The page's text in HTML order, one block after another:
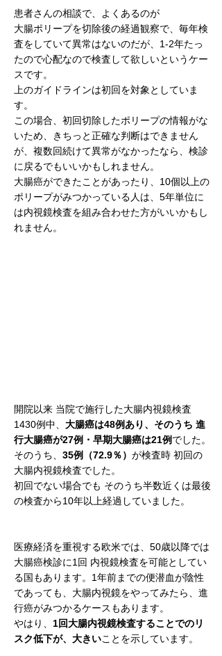
患者さんの相談で、よくあるのが
大腸ポリープを切除後の経過観察で、毎年検
査をしていて異常はないのだが、1-2年たっ
たので心配なので検査して欲しいというケー
スです。
上のガイドラインは初回を対象としていま
す。
この場合、初回切除したポリープの情報がな
いため、きちっと正確な判断はできません
が、複数回続けて異常がなかったなら、検診
に戻るでもいいかもしれません。
大腸癌ができたことがあったり、10個以上の
ポリープがみつかっている人は、5年単位に
は内視鏡検査を組み合わせた方がいいかもし
れません。
開院以来 当院で施行した大腸内視鏡検査
1430例中、 大腸癌は48例あり、そのうち 進
行大腸癌が27例・早期大腸癌は21例でした。
そのうち、 35例（72.9％） が検査時 初回の
大腸内視鏡検査でした。
初回でない場合でも そのうち半数近くは最後
の検査から10年以上経過していました。
医療経済を重視する欧米では、50歳以降では
大腸癌検診に1回 内視鏡検査を可能としてい
る国もあります。1年前までの便潜血が陰性
であっても、大腸内視鏡をやってみたら、進
行癌がみつかるケースもあります。
やはり、 1回大腸内視鏡検査することでのリ
スク低下が、大きいことを示しています。